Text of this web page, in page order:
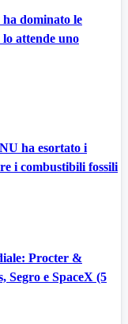
dominato le
attende uno
ha esortato i
i combustibili fossili
Procter &
Segro e SpaceX (5